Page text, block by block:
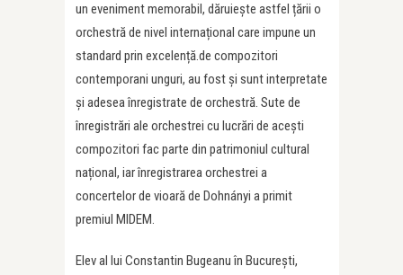
un eveniment memorabil, dăruiește astfel țării o
orchestră de nivel internațional care impune un
standard prin excelență.de compozitori
contemporani unguri, au fost și sunt interpretate
și adesea înregistrate de orchestră. Sute de
înregistrări ale orchestrei cu lucrări de acești
compozitori fac parte din patrimoniul cultural
național, iar înregistrarea orchestrei a
concertelor de vioară de Dohnányi a primit
premiul MIDEM.
Elev al lui Constantin Bugeanu în București,